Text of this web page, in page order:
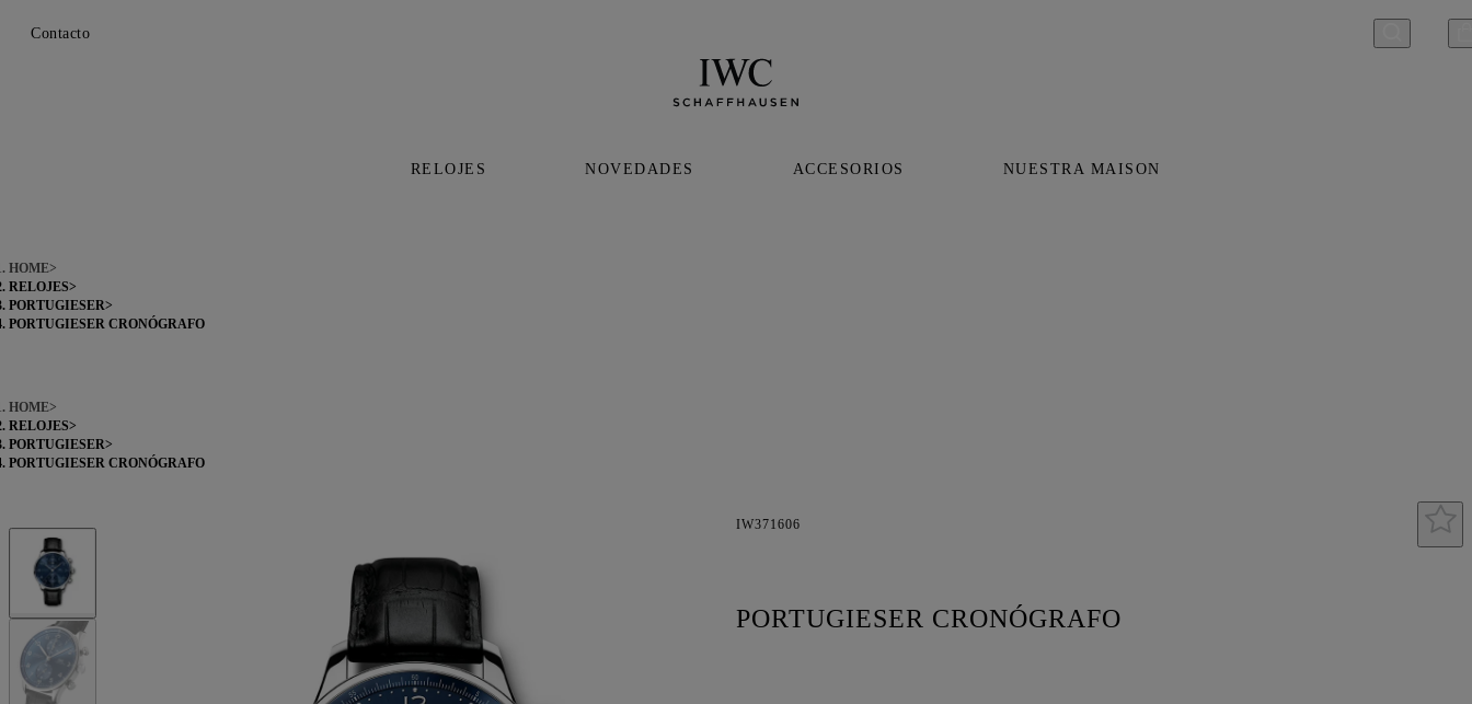
Contacto
RELOJES NOVEDADES ACCESORIOS NUESTRA MAISON
HOME
RELOJES
PORTUGIESER
PORTUGIESER CRONÓGRAFO
HOME
RELOJES
PORTUGIESER
PORTUGIESER CRONÓGRAFO
IW371606
PORTUGIESER CRONÓGRAFO